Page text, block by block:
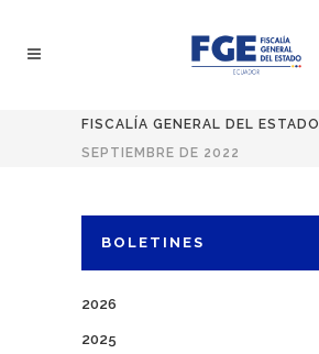
FISCALÍA GENERAL DEL ESTADO
SEPTIEMBRE DE 2022
BOLETINES
2026
2025